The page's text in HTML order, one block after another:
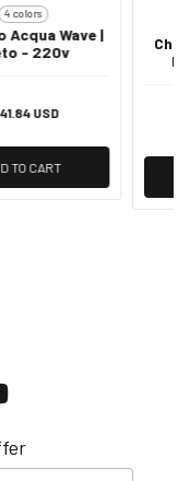
4 colors
Acqua Wave |
- 220v
USD
TO CART